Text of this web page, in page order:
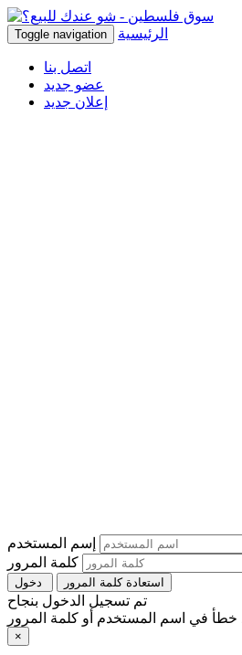
Toggle navigation الرئيسية
اتصل بنا
عضو جديد
إعلان جديد
إسم المستخدم
كلمة المرور
استعادة كلمة المرور
تم تسجيل الدخول بنجاح
×